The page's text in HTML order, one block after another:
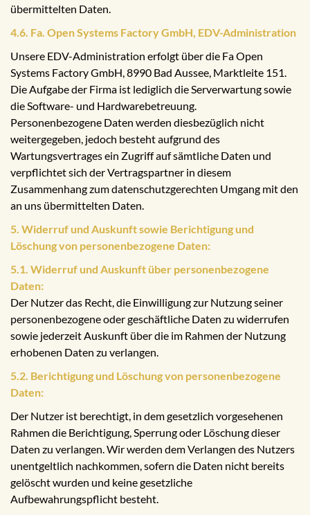
übermittelten Daten.
4.6. Fa. Open Systems Factory GmbH, EDV-Administration
Unsere EDV-Administration erfolgt über die Fa Open
Systems Factory GmbH, 8990 Bad Aussee, Marktleite 151.
Die Aufgabe der Firma ist lediglich die Serverwartung sowie
die Software- und Hardwarebetreuung.
Personenbezogene Daten werden diesbezüglich nicht
weitergegeben, jedoch besteht aufgrund des
Wartungsvertrages ein Zugriff auf sämtliche Daten und
verpflichtet sich der Vertragspartner in diesem
Zusammenhang zum datenschutzgerechten Umgang mit den
an uns übermittelten Daten.
5. Widerruf und Auskunft sowie Berichtigung und
Löschung von personenbezogene Daten:
5.1. Widerruf und Auskunft über personenbezogene
Daten:
Der Nutzer das Recht, die Einwilligung zur Nutzung seiner
personenbezogene oder geschäftliche Daten zu widerrufen
sowie jederzeit Auskunft über die im Rahmen der Nutzung
erhobenen Daten zu verlangen.
5.2. Berichtigung und Löschung von personenbezogene
Daten:
Der Nutzer ist berechtigt, in dem gesetzlich vorgesehenen
Rahmen die Berichtigung, Sperrung oder Löschung dieser
Daten zu verlangen. Wir werden dem Verlangen des Nutzers
unentgeltlich nachkommen, sofern die Daten nicht bereits
gelöscht wurden und keine gesetzliche
Aufbewahrungspflicht besteht.